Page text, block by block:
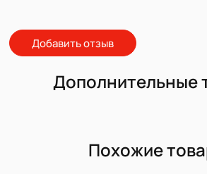
Добавить отзыв
Дополнительные
Похожие